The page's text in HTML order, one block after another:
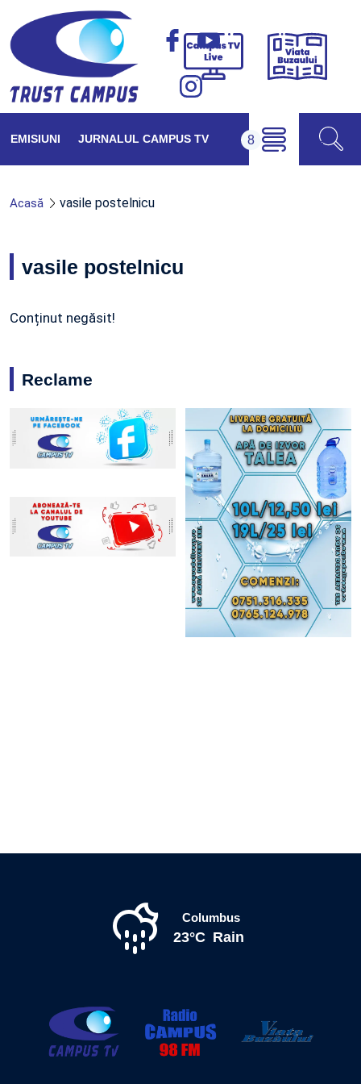
Campus
Viața
EMISIUNI JURNALUL CAMPUS TV
Acasă vasile postelnicu
vasile postelnicu
Conținut negăsit!
Reclame
Columbus
23°C Rain